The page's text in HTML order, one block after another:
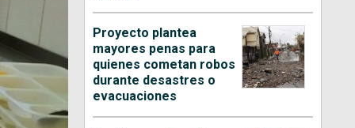
Proyecto plantea
mayores penas para
quienes cometan robos
durante desastres o
evacuaciones